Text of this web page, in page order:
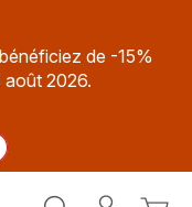
de -15%
août 2026.